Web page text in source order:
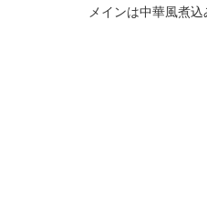
メインは中華風煮